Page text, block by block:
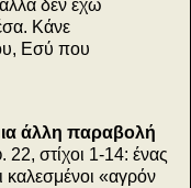
δεν έχω
Κάνε
Εσύ που
άλλη παραβολή
22, στίχοι 1-14: ένας
καλεσμένοι «αγρόν